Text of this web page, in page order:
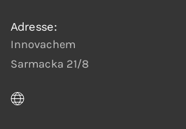
Adresse:
Innovachem
Sarmacka 21/8